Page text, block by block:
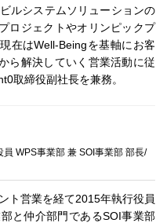
ルシステムソリューションの
ロジェクトやオリンピックプ
在はWell-Beingを基軸にお客
ら解決していく営業活動に従
取締役副社長を兼務。
WPS事業部 兼 SOI事業部 部長/
ト営業を経て2015年執行役員
と仲介部門であるSOI事業部